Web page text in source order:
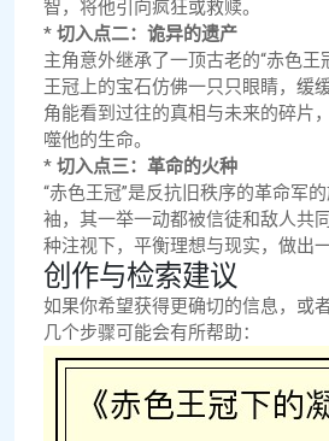
智，将他引向疯狂或救赎。
* 切入点二：诡异的遗产
主角意外继承了一顶古老的“赤色王
王冠上的宝石仿佛一只只眼睛，缓
角能看到过往的真相与未来的碎片
噬他的生命。
* 切入点三：革命的火种
“赤色王冠”是反抗旧秩序的革命军
袖，其一举一动都被信徒和敌人共
种注视下，平衡理想与现实，做出
创作与检索建议
如果你希望获得更确切的信息，或
几个步骤可能会有所帮助：